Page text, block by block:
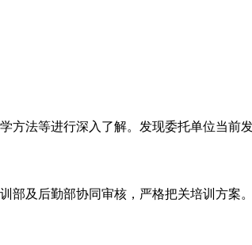
法等进行深入了解。发现委托单位当前
部及后勤部协同审核，严格把关培训方案。